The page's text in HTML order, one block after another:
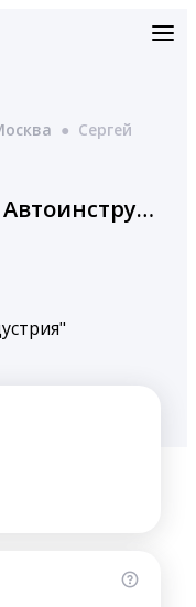
● Сергей
Сергей Моряхин Автоинструктор-62